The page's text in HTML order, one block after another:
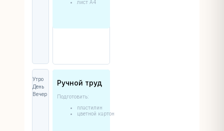
лист А4
Подготовить:
пластилин
цветной картон
Ручной труд
Утро
День
Вечер